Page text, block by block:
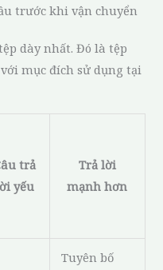
trước khi vận chuyển
dày nhất. Đó là tệp
mục đích sử dụng tại
trả
yếu
Trả lời
mạnh hơn
Tuyên bố